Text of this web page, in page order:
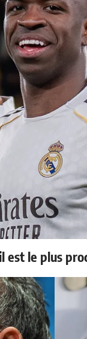
est le plus